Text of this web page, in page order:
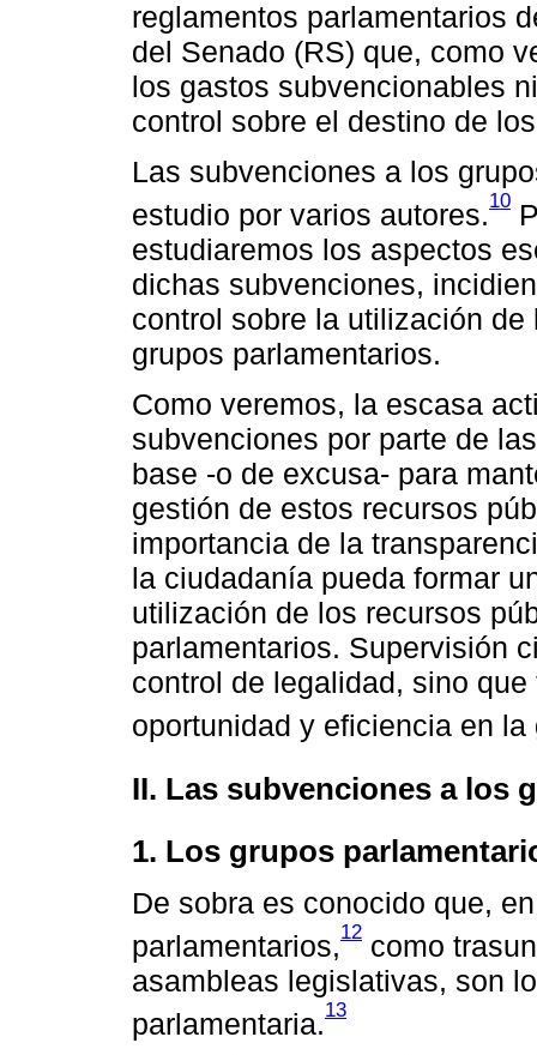
reglamentos parlamentarios
del Senado (RS) que, como
los gastos subvencionables
control sobre el destino de
Las subvenciones a los
estudio por varios autores.10
estudiaremos los aspectos
dichas subvenciones,
control sobre la utilización
grupos parlamentarios.
Como veremos, la escasa
subvenciones por parte de
base -o de excusa- para
gestión de estos recursos
importancia de la
la ciudadanía pueda formar
utilización de los recursos
parlamentarios. Supervisión
control de legalidad, sino
oportunidad y eficiencia en
II. Las subvenciones a los
1. Los grupos
De sobra es conocido que,
parlamentarios,12 como
asambleas legislativas, son
parlamentaria.13